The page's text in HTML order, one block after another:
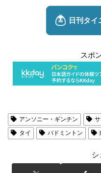
スポ
アンソニー・ギンチン
タイ
バドミントン
シ